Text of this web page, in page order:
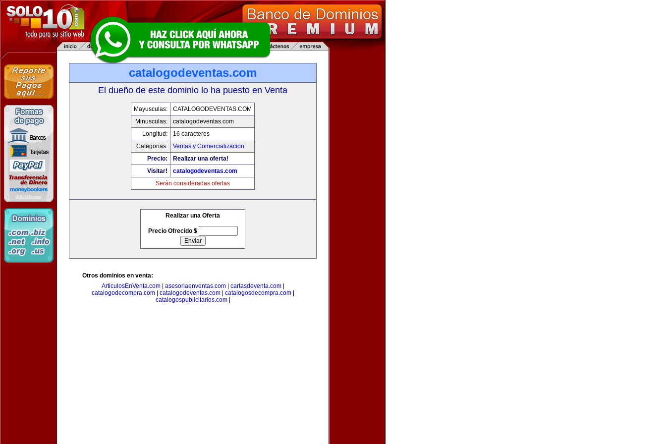
catalogodeventas.com
El dueño de este dominio lo ha puesto en Venta
Mayusculas:
CATALOGODEVENTAS.COM
Minusculas:
catalogodeventas.com
Longitud:
16 caracteres
Categorias:
Ventas y Comercializacion
Precio:
Realizar una oferta!
Visitar!
catalogodeventas.com
Serán consideradas ofertas
Realizar una Oferta
Precio Ofrecido $
Otros dominios en venta:
ArticulosEnVenta.com| asesoriaenventas.com| cartasdeventa.com|
catalogodecompra.com| catalogodeventas.com| catalogosdecompra.com|
catalogospublicitarios.com|